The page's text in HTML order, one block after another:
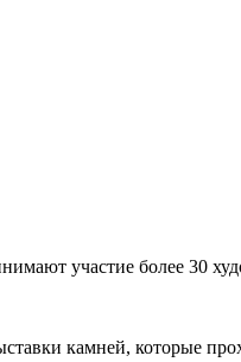
участие более 30
камней, которые